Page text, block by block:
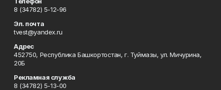
8 (34782) 5-12-96
Эл. почта
tvest@yandex.ru
Адрес
452750, Республика Башкортостан, г. Туймазы, ул. Мичурина,
20Б
Рекламная служба
8 (34782) 5-13-00